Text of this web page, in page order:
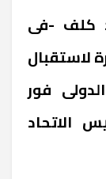
كلف -فى
لاستقبال
فور
الاتحاد